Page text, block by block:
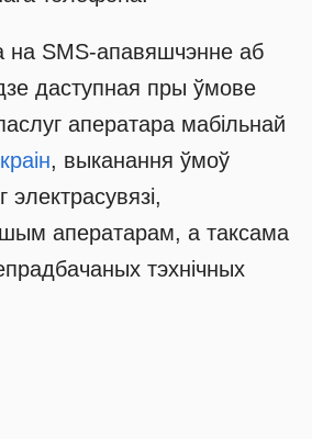
на SMS-апавяшчэнне аб
даступная пры ўмове
аператара мабільнай
, выканання ўмоў
электрасувязі,
аператарам, а таксама
тэхнічных